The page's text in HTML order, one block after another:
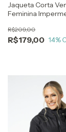
Jaqueta Corta
Feminina
R$179,00
R$209,00
14%